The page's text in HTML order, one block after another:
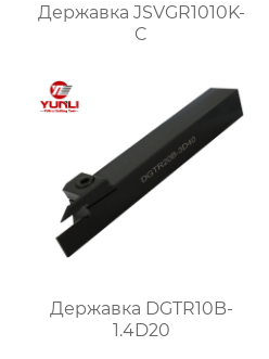
Державка JSVGR1010K-
C
Державка DGTR10B-
1.4D20